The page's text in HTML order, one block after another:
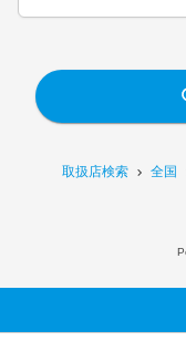
取扱店検索 全国